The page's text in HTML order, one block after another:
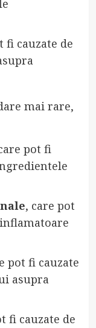
fi cauzate de
mai rare,
pot fi
, care pot
pot fi cauzate
asupra
fi cauzate de